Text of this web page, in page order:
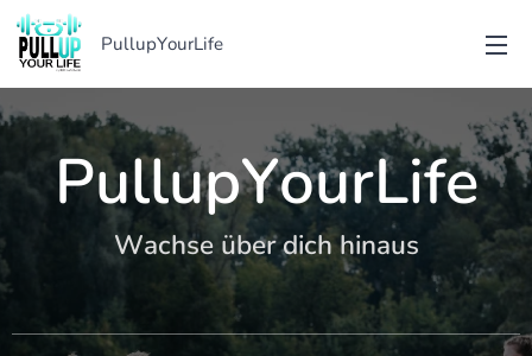
PullupYourLife
PullupYourLife
Wachse über dich hinaus